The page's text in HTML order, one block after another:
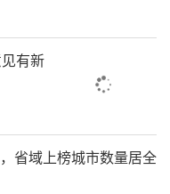
有新
省域上榜城市数量居全